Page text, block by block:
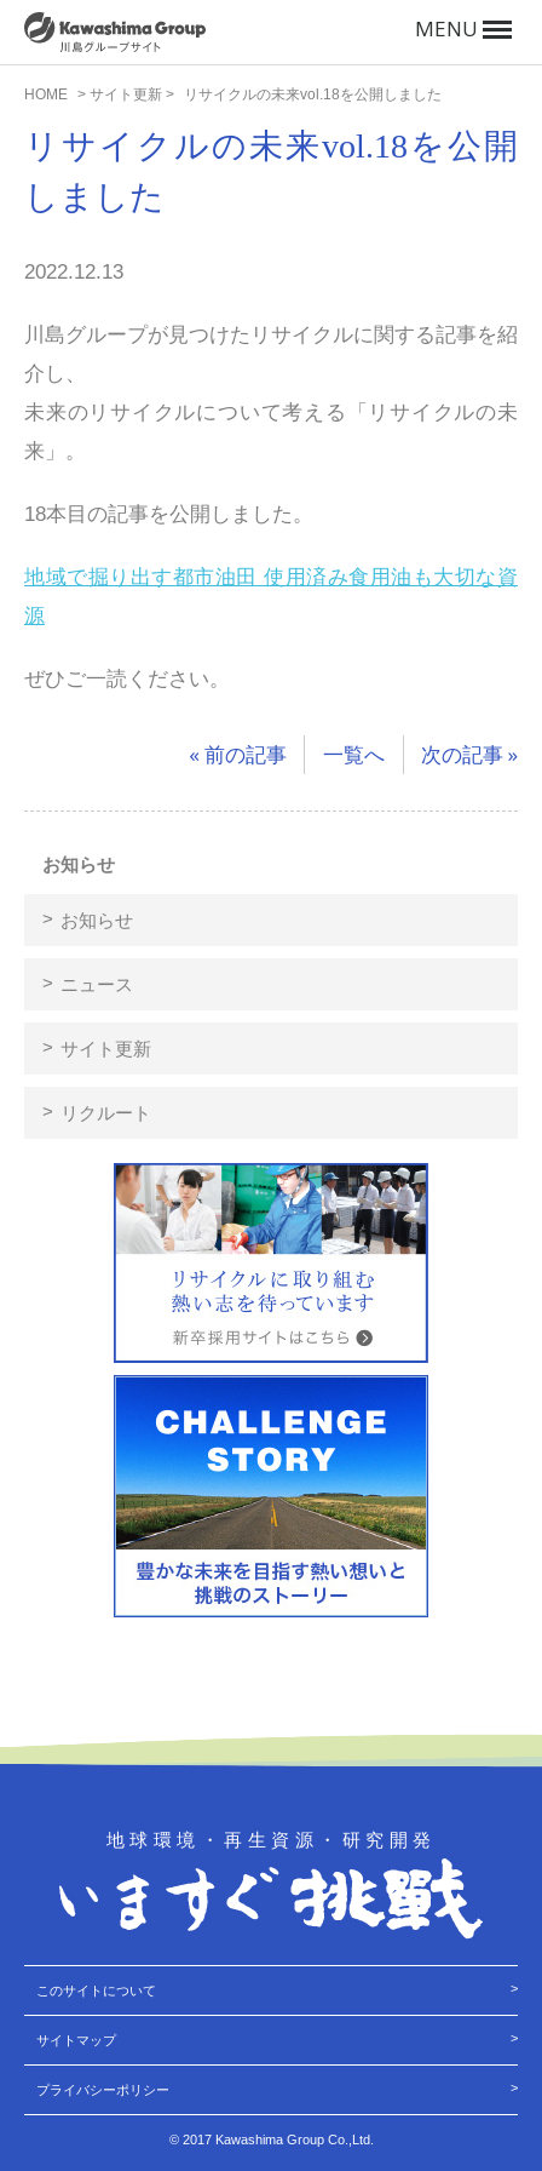
MENU
HOME > サイト更新 > リサイクルの未来vol.18を公開しました
リサイクルの未来vol.18を公開
しました
2022.12.13
川島グループが見つけたリサイクルに関する記事を紹
介し、
未来のリサイクルについて考える「リサイクルの未
来」。
18本目の記事を公開しました。
地域で掘り出す都市油田 使用済み食用油も大切な資
源
ぜひご一読ください。
« 前の記事 一覧へ 次の記事 »
お知らせ
お知らせ
ニュース
サイト更新
リクルート
地球環境・再生資源・研究開発
このサイトについて
サイトマップ
プライバシーポリシー
© 2017 Kawashima Group Co.,Ltd.